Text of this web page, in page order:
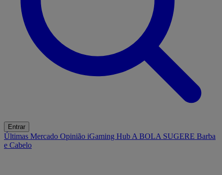
Entrar
Últimas Mercado Opinião iGaming Hub A BOLA SUGERE Barba
e Cabelo